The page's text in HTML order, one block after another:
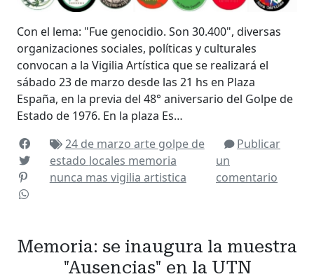
Con el lema: "Fue genocidio. Son 30.400", diversas
organizaciones sociales, políticas y culturales
convocan a la Vigilia Artística que se realizará el
sábado 23 de marzo desde las 21 hs en Plaza
España, en la previa del 48° aniversario del Golpe de
Estado de 1976. En la plaza Es…
24 de marzo arte golpe de
estado locales memoria
nunca mas vigilia artistica
Publicar
un
comentario
Memoria: se inaugura la muestra
"Ausencias" en la UTN